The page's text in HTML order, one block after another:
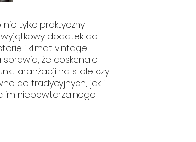
nie tylko praktyczny
dodatek do
i klimat vintage.
że doskonale
aranżacji na stole czy
do tradycyjnych, jak i
im niepowtarzalnego